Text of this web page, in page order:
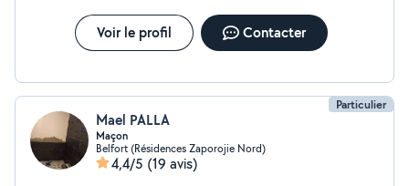
Voir le profil Contacter
Particulier
Mael PALLA
Maçon
Belfort (Résidences Zaporojie Nord)
4,4/5 (19 avis)